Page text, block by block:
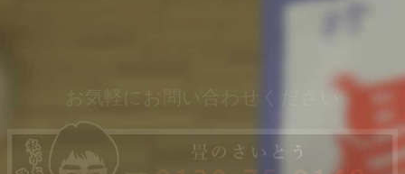
お気軽にお問い合わせください